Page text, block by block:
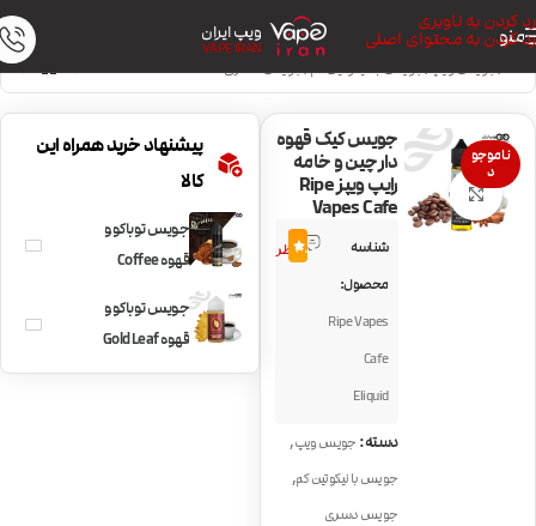
رد کردن به ناوبری
رد کردن به محتوای اصلی
منو ویپ ایران
VAPE IRAN
خانه/جویس ویپ/جویس با نیکوتین کم/جویس دسری
ناموجو
د
بزرگنمایی تصویر
جویس کیک قهوه
دارچین و خامه
رایپ ویپز Ripe
Vapes Cafe
شناسه
محصول:
Ripe Vapes
Cafe
Eliquid
7
نظر4.9
دسته: جویس ویپ,
جویس با نیکوتین کم,
جویس دسری
پیشنهاد خرید همراه این
کالا
جویس توباکو و
قهوه Coffee
Ruthless
جویس توباکو و
قهوه Gold Leaf
Emericano